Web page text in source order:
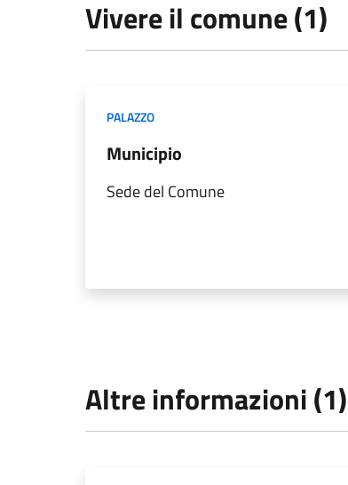
Vivere il comune (1)
PALAZZO
Municipio
Sede del Comune
Altre informazioni (1)